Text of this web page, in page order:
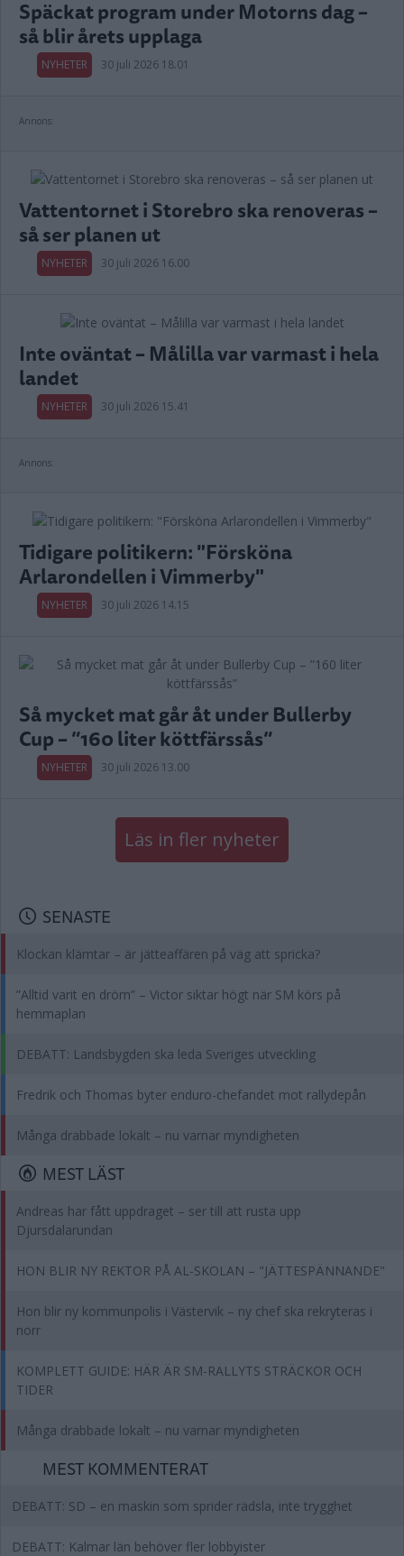
Späckat program under Motorns dag –
så blir årets upplaga
NYHETER 30 juli 2026 18.01
Annons:
Vattentornet i Storebro ska renoveras –
så ser planen ut
NYHETER 30 juli 2026 16.00
Inte oväntat – Målilla var varmast i hela
landet
NYHETER 30 juli 2026 15.41
Annons:
Tidigare politikern: "Försköna
Arlarondellen i Vimmerby"
NYHETER 30 juli 2026 14.15
Så mycket mat går åt under Bullerby
Cup – ”160 liter köttfärssås”
NYHETER 30 juli 2026 13.00
Läs in fler nyheter
SENASTE
Klockan klämtar – är jätteaffären på väg att spricka?
”Alltid varit en dröm” – Victor siktar högt när SM körs på
hemmaplan
DEBATT: Landsbygden ska leda Sveriges utveckling
Fredrik och Thomas byter enduro-chefandet mot rallydepån
Många drabbade lokalt – nu varnar myndigheten
MEST LÄST
Andreas har fått uppdraget – ser till att rusta upp
Djursdalarundan
HON BLIR NY REKTOR PÅ AL-SKOLAN – "JÄTTESPÄNNANDE"
Hon blir ny kommunpolis i Västervik – ny chef ska rekryteras i
norr
KOMPLETT GUIDE: HÄR ÄR SM-RALLYTS STRÄCKOR OCH
TIDER
Många drabbade lokalt – nu varnar myndigheten
MEST KOMMENTERAT
DEBATT: SD – en maskin som sprider rädsla, inte trygghet
DEBATT: Kalmar län behöver fler lobbyister